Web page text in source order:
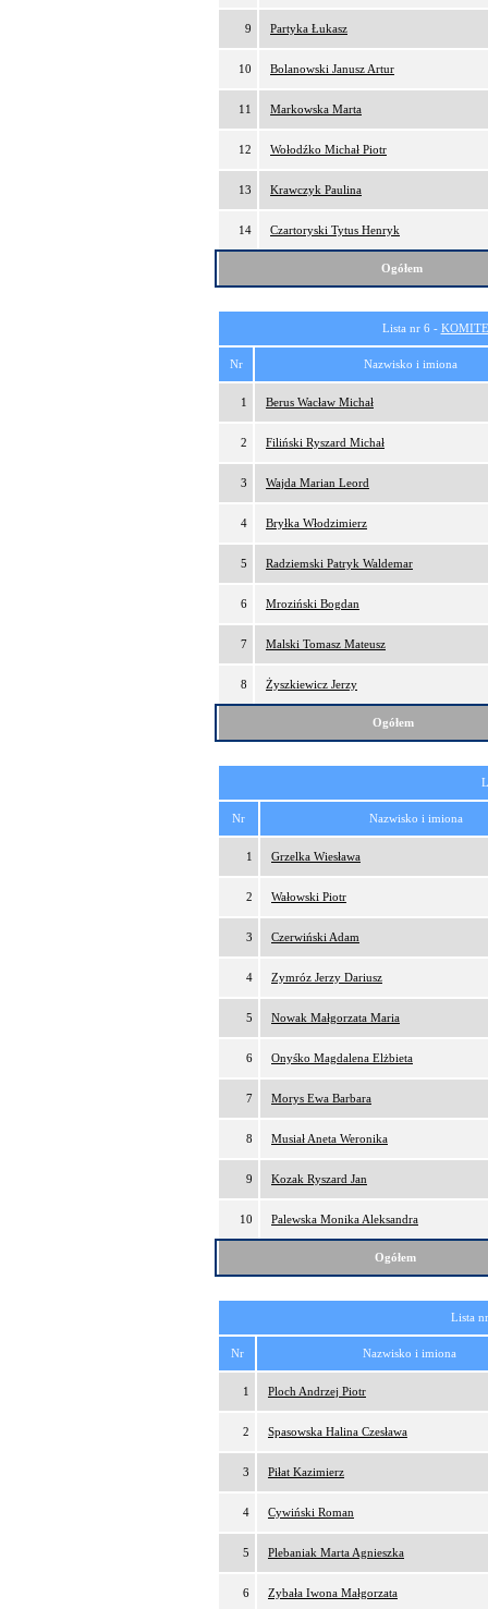
9 Partyka Łukasz
10 Bolanowski Janusz Artur
11 Markowska Marta
12 Wołodźko Michał Piotr
13 Krawczyk Paulina
14 Czartoryski Tytus Henryk
Ogółem
Lista nr 6 -
Nr Nazwisko i imiona
1 Berus Wacław Michał
2 Filiński Ryszard Michał
3 Wajda Marian Leord
4 Bryłka Włodzimierz
5 Radziemski Patryk Waldemar
6 Mroziński Bogdan
7 Malski Tomasz Mateusz
8 Żyszkiewicz Jerzy
Ogółem
Nr Nazwisko i imiona
1 Grzelka Wiesława
2 Wałowski Piotr
3 Czerwiński Adam
4 Zymróz Jerzy Dariusz
5 Nowak Małgorzata Maria
6 Onyśko Magdalena Elżbieta
7 Morys Ewa Barbara
8 Musiał Aneta Weronika
9 Kozak Ryszard Jan
10 Palewska Monika Aleksandra
Ogółem
Lista
Nr Nazwisko i imiona
1 Ploch Andrzej Piotr
2 Spasowska Halina Czesława
3 Piłat Kazimierz
4 Cywiński Roman
5 Plebaniak Marta Agnieszka
6 Zybała Iwona Małgorzata